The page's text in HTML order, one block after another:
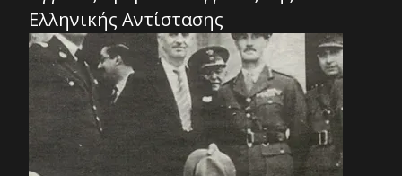
Ελληνικής Αντίστασης